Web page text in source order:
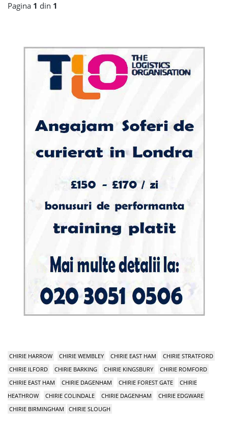
Pagina 1 din 1
CHIRIE HARROW CHIRIE WEMBLEY CHIRIE EAST HAM
CHIRIE STRATFORD
CHIRIE ILFORD
CHIRIE BARKING CHIRIE KINGSBURY
CHIRIE ROMFORD
CHIRIE EAST HAM
CHIRIE DAGENHAM CHIRIE FOREST GATE
CHIRIE
HEATHROW
CHIRIE COLINDALE CHIRIE DAGENHAM
CHIRIE EDGWARE
CHIRIE BIRMINGHAM
CHIRIE SLOUGH